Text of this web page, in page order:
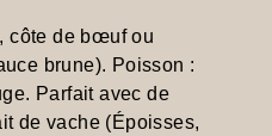
côte de bœuf ou
brune). Poisson :
Parfait avec de
de vache (Époisses,